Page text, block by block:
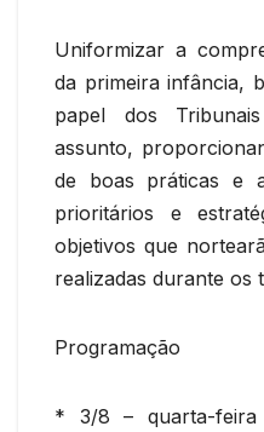
Uniformizar a
da primeira infância,
papel dos
assunto,
de boas práticas e
prioritários e
objetivos que
realizadas durante os
Programação
* 3/8 – quarta-